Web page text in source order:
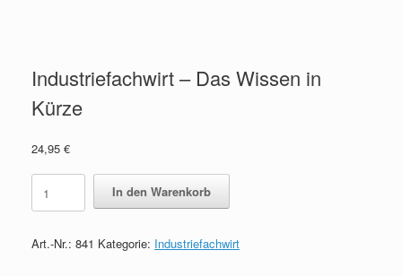
Industriefachwirt – Das Wissen in
Kürze
24,95 €
Industriefachwirt
Das
in
In den Warenkorb
Art.-Nr.: 841 Kategorie: Industriefachwirt